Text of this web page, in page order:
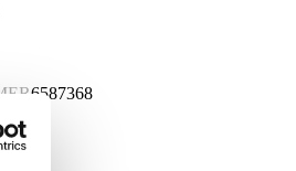
6587368